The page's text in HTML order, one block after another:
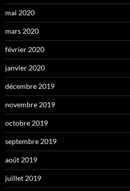
mai 2020
mars 2020
février 2020
janvier 2020
décembre 2019
novembre 2019
octobre 2019
septembre 2019
août 2019
juillet 2019